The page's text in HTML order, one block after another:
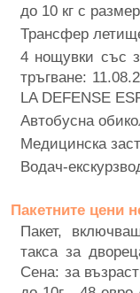
до 10 кг с
Трансфер
4 нощувки със
тръгване:
LA DEFENSE
Автобусна
Медицинска
Водач-
Пакетните цени
Пакет,
такса за
Сена: за